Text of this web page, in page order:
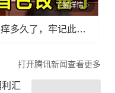
了解详情
凡是皮肤瘙痒1月以上，不管皮痒多久了，牢记此法，快！准！狠！
打开腾讯新闻查看更多
汇